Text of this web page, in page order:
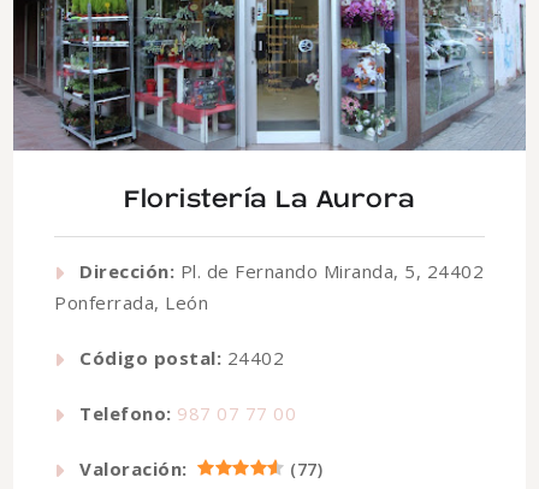
Floristería La Aurora
Dirección: Pl. de Fernando Miranda, 5, 24402
Ponferrada, León
Código postal: 24402
Telefono: 987 07 77 00
Valoración: (77)